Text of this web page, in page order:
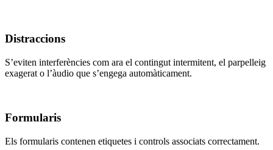
Distraccions
S’eviten interferències com ara el contingut intermitent, el parpelleig
exagerat o l’àudio que s’engega automàticament.
Formularis
Els formularis contenen etiquetes i controls associats correctament.